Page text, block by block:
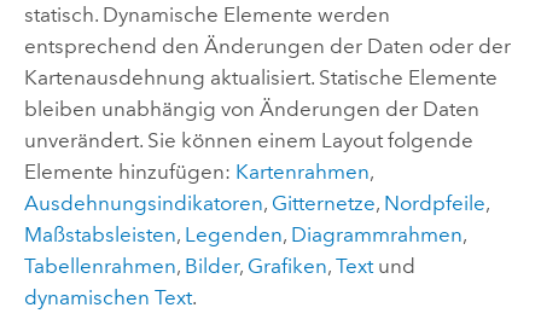
statisch. Dynamische Elemente werden
entsprechend den Änderungen der Daten oder der
Kartenausdehnung aktualisiert. Statische Elemente
bleiben unabhängig von Änderungen der Daten
unverändert. Sie können einem Layout folgende
Elemente hinzufügen: Kartenrahmen,
Ausdehnungsindikatoren, Gitternetze, Nordpfeile,
Maßstabsleisten, Legenden, Diagrammrahmen,
Tabellenrahmen, Bilder, Grafiken, Textund
dynamischen Text.